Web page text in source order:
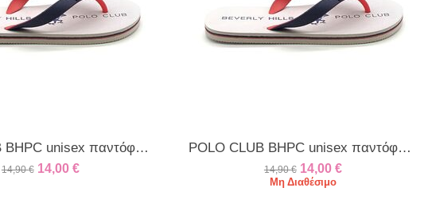
POLO CLUB BHPC unisex παντόφλα λευκή
14,90 € 14,00 €
POLO CLUB BHPC unisex παντόφλα λευκή [CLONE]
14,90 € 14,00 €
Μη Διαθέσιμο